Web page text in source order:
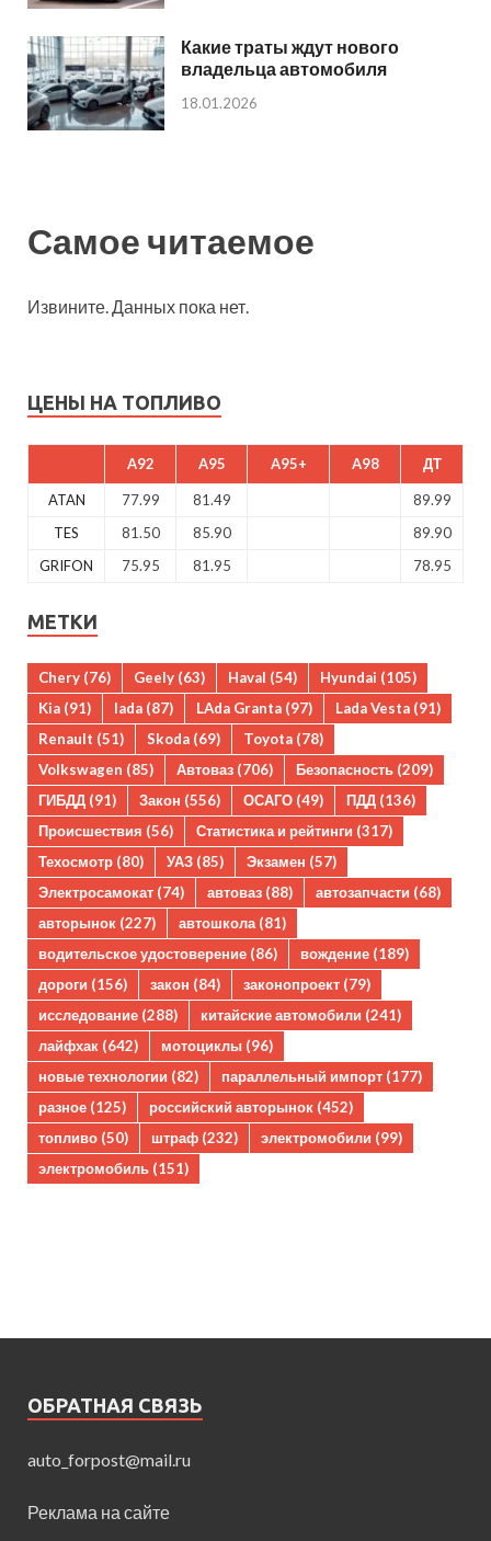
Какие траты ждут нового
владельца автомобиля
18.01.2026
Самое читаемое
Извините. Данных пока нет.
ЦЕНЫ НА ТОПЛИВО
A92 A95 A95+ A98 ДТ
ATAN 77.99 81.49
89.99
TES
81.50 85.90
89.90
GRIFON
75.95 81.95 78.95
МЕТКИ
Chery (76) Geely (63) Haval (54) Hyundai (105)
Kia (91) lada (87) LAda Granta (97) Lada Vesta (91)
Renault (51) Skoda (69) Toyota (78)
Volkswagen (85) Автоваз (706) Безопасность (209)
ГИБДД (91) Закон (556) ОСАГО (49) ПДД (136)
Происшествия (56) Статистика и рейтинги (317)
Техосмотр (80) УАЗ (85) Экзамен (57)
Электросамокат (74) автоваз (88) автозапчасти (68)
авторынок (227) автошкола(81)
водительское удостоверение (86) вождение (189)
дороги (156) закон (84) законопроект (79)
исследование (288) китайские автомобили (241)
лайфхак (642) мотоциклы (96)
новые технологии (82) параллельный импорт (177)
разное (125) российский авторынок (452)
топливо (50) штраф (232) электромобили (99)
электромобиль (151)
ОБРАТНАЯ СВЯЗЬ
auto_forpost@mail.ru
Реклама на сайте